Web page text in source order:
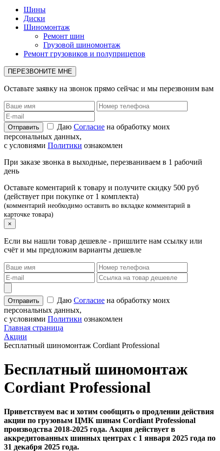
Шины
Диски
Шиномонтаж
Ремонт шин
Грузовой шиномонтаж
Ремонт грузовиков и полуприцепов
ПЕРЕЗВОНИТЕ МНЕ
Оставьте заявку на звонок прямо сейчас и мы перезвоним вам
Даю Согласие на обработку моих
персональных данных,
с условиями Политики ознакомлен
При заказе звонка в выходные, перезваниваем в 1 рабочий
день
Оставьте коментарий к товару и получите скидку 500 руб
(действует при покупке от 1 комплекта)
(комментарий необходимо оставить во вкладке комментарий в
карточке товара)
×
Если вы нашли товар дешевле - пришлите нам ссылку или
счёт и мы предложим варианты дешевле
Даю Согласие на обработку моих
персональных данных,
с условиями Политики ознакомлен
Главная страница
Акции
Бесплатный шиномонтаж Cordiant Professional
Бесплатный шиномонтаж
Cordiant Professional
Приветствуем вас и хотим сообщить о продлении действия
акции по грузовым ЦМК шинам Сordiant Professional
производства 2018-2025 года. Акция действует в
аккредитованных шинных центрах с 1 января 2025 года по
31 декабря 2025 года.